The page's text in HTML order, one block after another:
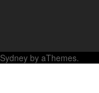
Sydney by aThemes.